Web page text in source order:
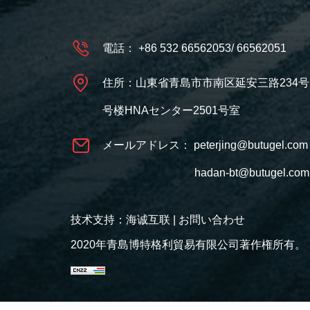
電話： +86 532 66562053/66562051
住所：山東省青島市市南区延安三路234
号楼HNAセンター2501号室
メールアドレス： peterjing@butugel.com
hadan-bt@butugel.com
技术支持：海诚互联 お問い合わせ
2020年青島博特格利貿易有限公司著作権所有。